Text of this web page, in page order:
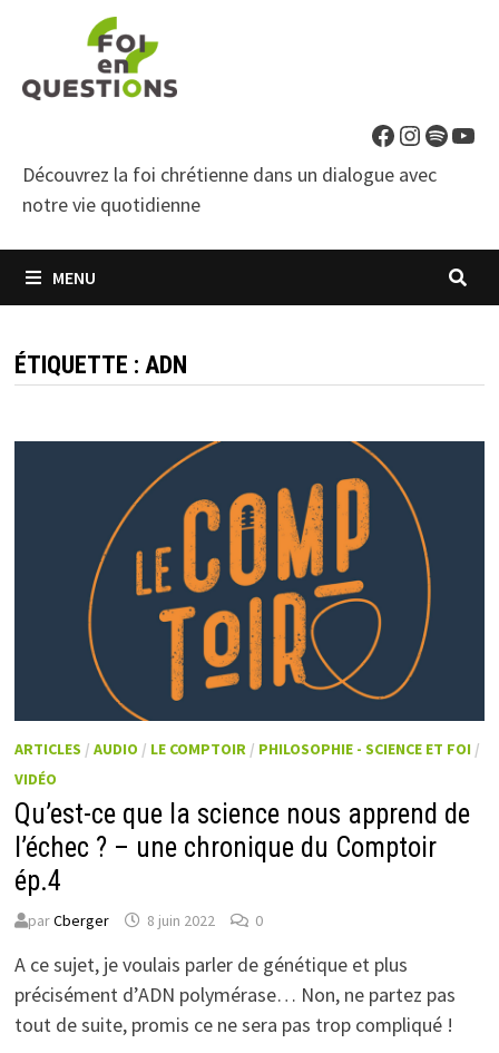
contenu
Facebook
Découvrez la foi chrétienne dans un dialogue avec
notre vie quotidienne
MENU
ÉTIQUETTE :ADN
ARTICLES /AUDIO / LE COMPTOIR / PHILOSOPHIE - SCIENCE ET FOI /
VIDÉO
Qu’est-ce que la science nous apprend de
l’échec ? – une chronique du Comptoir
ép.4
parCberger 8 juin 2022 0
A ce sujet, je voulais parler de génétique et plus
précisément d’ADN polymérase… Non, ne partez pas
tout de suite, promis ce ne sera pas trop compliqué !